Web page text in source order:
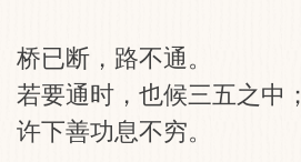
桥已断，路不通。
若要通时，也候三五之中；
许下善功息不穷。